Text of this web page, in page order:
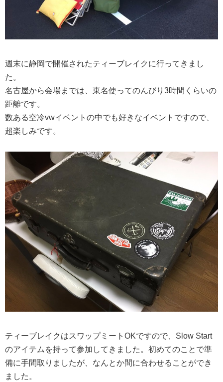
週末に静岡で開催されたティーブレイクに行ってきまし
た。
名古屋から会場までは、東名使ってのんびり3時間くらいの
距離です。
数ある空冷vwイベントの中でも好きなイベントですので、
超楽しみです。
ティーブレイクはスワップミートOKですので、Slow Start
のアイテムを持って参加してきました。初めてのことで準
備に手間取りましたが、なんとか間に合わせることができ
ました。